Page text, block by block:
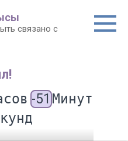
связано с
-51Минут